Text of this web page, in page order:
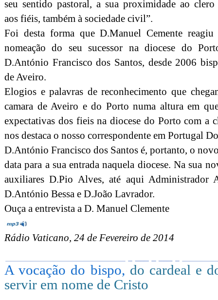
seu sentido pastoral, a sua proximidade ao clero
aos fiéis, também à sociedade civil”.
Foi desta forma que D.Manuel Cemente reagiu
nomeação do seu sucessor na diocese do
D.António Francisco dos Santos, desde 2006
de Aveiro.
Elogios e palavras de reconhecimento que
camara de Aveiro e do Porto numa altura em
expectativas dos fieis na diocese do Porto com a
nos destaca o nosso correspondente em Portugal
D.António Francisco dos Santos é, portanto, o
data para a sua entrada naquela diocese. Na sua
auxiliares D.Pio Alves, até aqui Administrador
D.António Bessa e D.João Lavrador.
Ouça a entrevista a D. Manuel Clemente
Rádio Vaticano, 24 de Fevereiro de 2014
A vocação do bispo, do cardeal e
servir em nome de Cristo